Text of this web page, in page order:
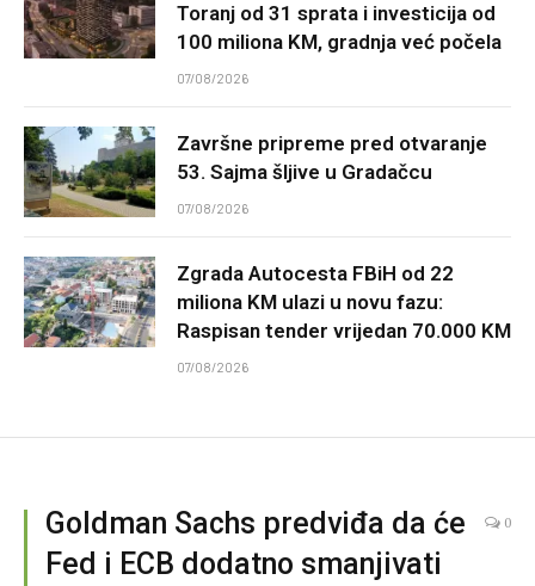
Toranj od 31 sprata i investicija od
100 miliona KM, gradnja već počela
07/08/2026
Završne pripreme pred otvaranje
53. Sajma šljive u Gradačcu
07/08/2026
Zgrada Autocesta FBiH od 22
miliona KM ulazi u novu fazu:
Raspisan tender vrijedan 70.000 KM
07/08/2026
Goldman Sachs predviđa da će
Fed i ECB dodatno smanjivati
0